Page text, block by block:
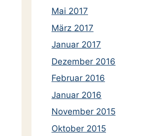
Mai 2017
März 2017
Januar 2017
Dezember 2016
Februar 2016
Januar 2016
November 2015
Oktober 2015